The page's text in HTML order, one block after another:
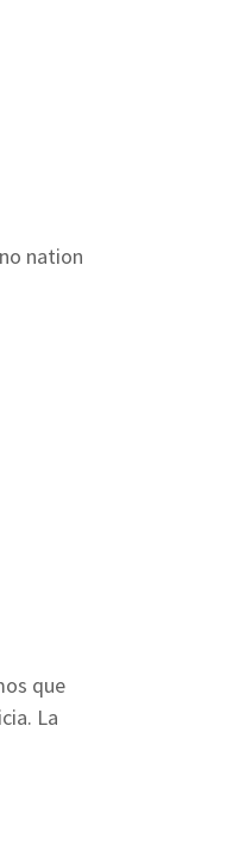
nation
que
La